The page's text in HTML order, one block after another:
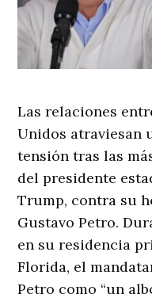
Las relaciones
Unidos atraviesan
tensión tras las
del presidente
Trump, contra su
Gustavo Petro.
en su residencia
Florida, el
Petro como “un